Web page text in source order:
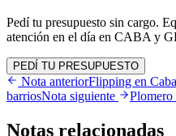
Pedí tu presupuesto sin cargo.
atención en el día en CABA y
PEDÍ TU PRESUPUESTO
Nota anteriorFlipping en
barriosNota siguiente
Notas relacionadas